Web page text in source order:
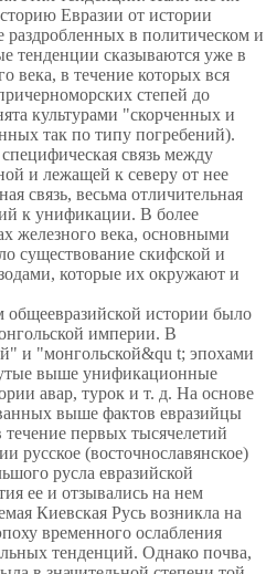
Евразии от истории
в политическом и
тенденции сказываются уже в
века, в течение которых вся
степей до
культурами "скорченных и
так по типу погребений).
связь между
и лежащей к северу от нее
связь, весьма отличительная
к унификации. В более
железного века, основными
существование скифской и
которые их окружают и
истории было
империи. В
и "монгольской&qu t; эпохами
выше унификационные
авар, турок и т. д. На основе
выше фактов евразийцы
первых тысячелетий
русское (восточнославянское)
русла евразийской
ее и отзывались на нем
Киевская Русь возникла на
временного ослабления
тенденций. Однако почва,